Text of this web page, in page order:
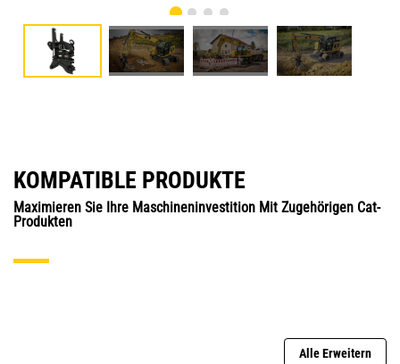
KOMPATIBLE PRODUKTE
Maximieren Sie Ihre Maschineninvestition Mit Zugehörigen Cat-
Produkten
Alle Erweitern